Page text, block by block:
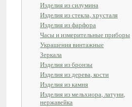
Изделия из силумина
Изделия из стекла, хрусталя
Изделия из фарфора
Часы и измерительные приборы
Украшения винтажные
Зеркала
Изделия из бронзы
Изделия из дерева, кости
Изделия из камня
Изделия из мельхиора, латуни,
нержавейка